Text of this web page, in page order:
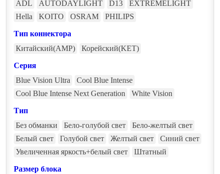
ADL
AUTODAYLIGHT D13
EXTREMELIGHT
Hella
KOITO OSRAM PHILIPS
Тип коннектора
Китайский(AMP)
Корейский(KET)
Серия
Blue Vision Ultra
Cool Blue Intense
Cool Blue Intense Next Generation
White Vision
Тип
Без обманки
Бело-голубой свет
Бело-желтый свет
Белый свет
Голубой свет Желтый свет
Синий свет
Увеличенная яркость+белый свет
Штатный
Размер блока